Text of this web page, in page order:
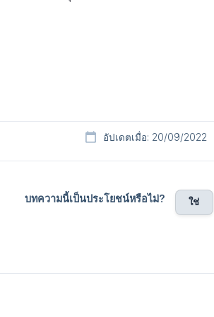
อัปเดตเมื่อ: 20/09/2022
บทความนี้เป็นประโยชน์หรือไม่? ใช่